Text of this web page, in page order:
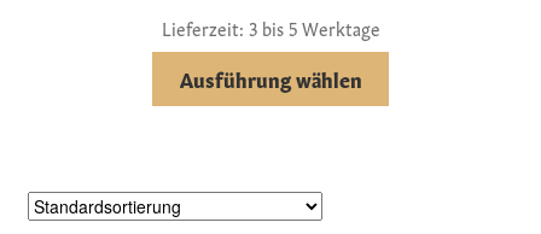
Lieferzeit: 3 bis 5 Werktage
Ausführung wählen